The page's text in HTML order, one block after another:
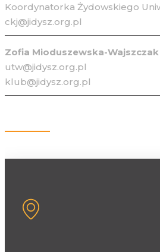
Koordynatorka Żydowskiego
ckj@jidysz.org.pl
Zofia Mioduszewska-Wajszczak
utw@jidysz.org.pl
klub@jidysz.org.pl